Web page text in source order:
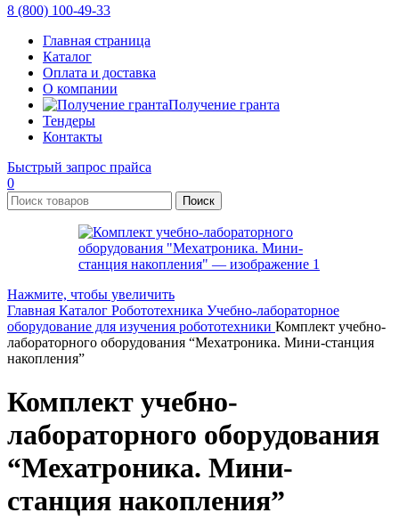
8 (800) 100-49-33
Главная страница
Каталог
Оплата и доставка
О компании
Получение гранта
Тендеры
Контакты
Быстрый запрос прайса
0
Поиск
Нажмите, чтобы увеличить
Главная Каталог Робототехника Учебно-лабораторное
оборудование для изучения робототехники Комплект учебно-
лабораторного оборудования “Мехатроника. Мини-станция
накопления”
Комплект учебно-
лабораторного оборудования
“Мехатроника. Мини-
станция накопления”